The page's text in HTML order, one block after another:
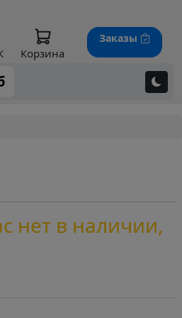
Корзина
Заказы
нет в наличии,